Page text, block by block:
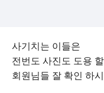
사기치는 이들은
전번도 사진도 도용
회원님들 잘 확인 하